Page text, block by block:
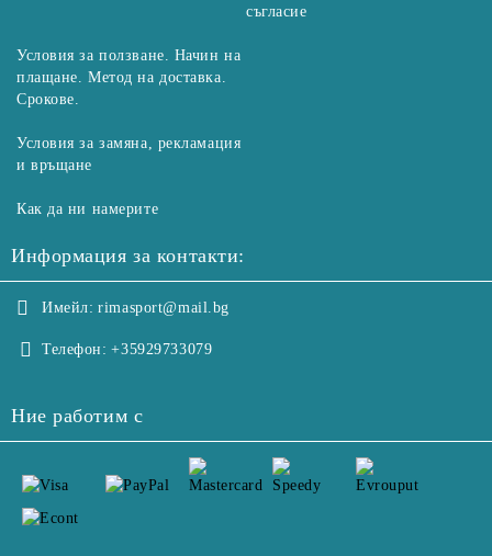
съгласие
Условия за ползване. Начин на
плащане. Метод на доставка.
Срокове.
Условия за замяна, рекламация
и връщане
Как да ни намерите
Информация за контакти:
Имейл: rimasport@mail.bg
Телефон: +35929733079
Ние работим с